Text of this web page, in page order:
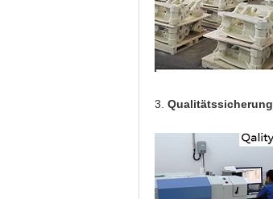
3. Qualitätssicherung